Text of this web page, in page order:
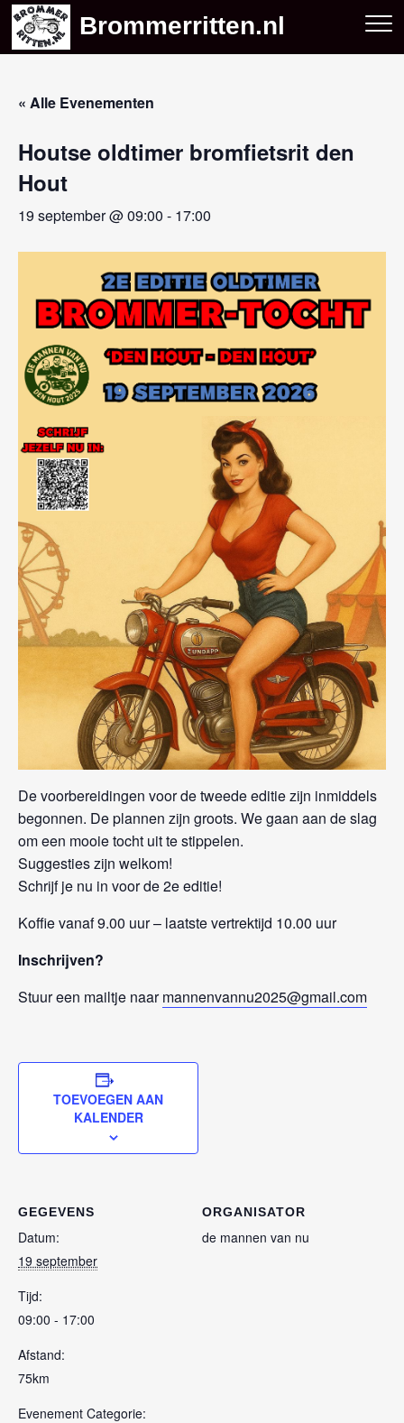
Skip
content
Brommerritten.nl
« Alle Evenementen
Houtse oldtimer bromfietsrit den
Hout
19 september @ 09:00 - 17:00
De voorbereidingen voor de tweede editie zijn inmiddels
begonnen. De plannen zijn groots. We gaan aan de slag
om een mooie tocht uit te stippelen.
Suggesties zijn welkom!
Schrijf je nu in voor de 2e editie!
Koffie vanaf 9.00 uur – laatste vertrektijd 10.00 uur
Inschrijven?
Stuur een mailtje naarmannenvannu2025@gmail.com
TOEVOEGEN AAN
KALENDER
GEGEVENS
Datum:
19 september
Tijd:
09:00 - 17:00
Afstand:
75km
Evenement Categorie:
ORGANISATOR
de mannen van nu